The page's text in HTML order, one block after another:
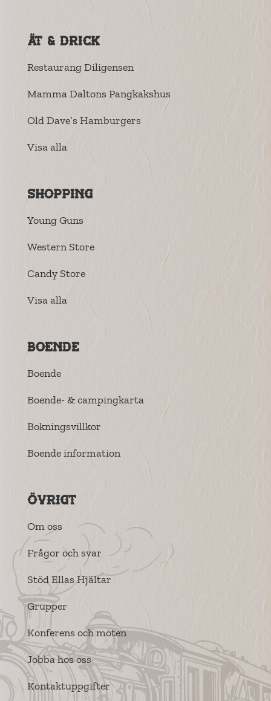
Ät & drick
Restaurang Diligensen
Mamma Daltons Pangkakshus
Old Dave’s Hamburgers
Visa alla
Shopping
Young Guns
Western Store
Candy Store
Visa alla
Boende
Boende
Boende- & campingkarta
Bokningsvillkor
Boende information
Övrigt
Om oss
Frågor och svar
Stöd Ellas Hjältar
Grupper
Konferens och möten
Jobba hos oss
Kontaktuppgifter